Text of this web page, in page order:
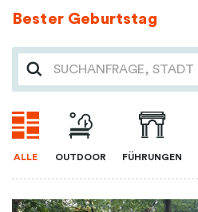
Bester Geburtstag
ALLE OUTDOOR FÜHRUNGEN